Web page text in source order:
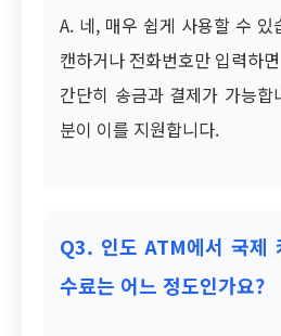
A. 네, 매우 쉽게 사용할 수 있
캔하거나 전화번호만 입력하면
간단히 송금과 결제가 가능
분이 이를 지원합니다.
Q3. 인도 ATM에서 국제
수료는 어느 정도인가요?